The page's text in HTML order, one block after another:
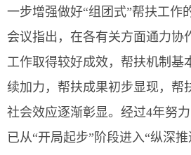
一步增强做好“组团式”帮扶工作
会议指出，在各有关方面通力协
工作取得较好成效，帮扶机制基
续加力，帮扶成果初步显现，帮
社会效应逐渐彰显。经过4年努
已从“开局起步”阶段进入“纵深